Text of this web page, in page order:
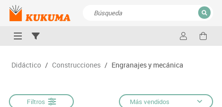
CERRAR
Didáctico / Construcciones / Engranajes y mecánica
Filtros Más vendidos